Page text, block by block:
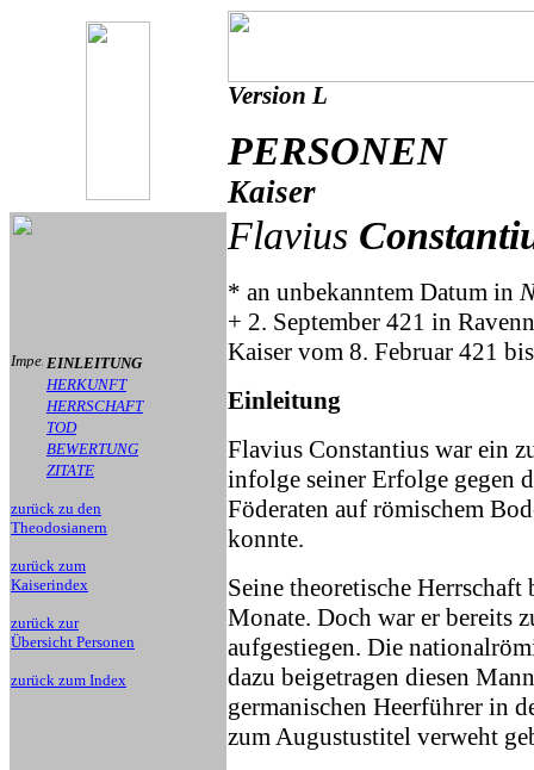
Version L
PERSONEN
Kaiser
EINLEITUNG
HERKUNFT
HERRSCHAFT
TOD
BEWERTUNG
ZITATE
zurück zu den
Theodosianern
zurück zum
Kaiserindex
zurück zur
Übersicht Personen
zurück zum Index
Flavius
* an unbekanntem Datum in
+ 2. September 421 in
Kaiser vom 8. Februar 421
Einleitung
Flavius Constantius war ein
infolge seiner Erfolge gegen
Föderaten auf römischem
konnte.
Seine theoretische
Monate. Doch war er bereits
aufgestiegen. Die
dazu beigetragen diesen
germanischen Heerführer in
zum Augustustitel verweht